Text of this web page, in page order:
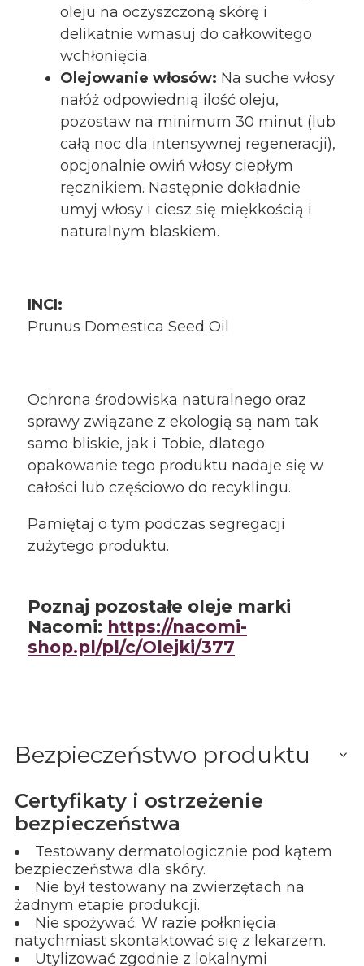
oleju na oczyszczoną skórę i
delikatnie wmasuj do całkowitego
wchłonięcia.
Olejowanie włosów: Na suche włosy
nałóż odpowiednią ilość oleju,
pozostaw na minimum 30 minut (lub
całą noc dla intensywnej regeneracji),
opcjonalnie owiń włosy ciepłym
ręcznikiem. Następnie dokładnie
umyj włosy i ciesz się miękkością i
naturalnym blaskiem.
INCI:
Prunus Domestica Seed Oil
Ochrona środowiska naturalnego oraz
sprawy związane z ekologią są nam tak
samo bliskie, jak i Tobie, dlatego
opakowanie tego produktu nadaje się w
całości lub częściowo do recyklingu.
Pamiętaj o tym podczas segregacji
zużytego produktu.
Poznaj pozostałe oleje marki
Nacomi: https://nacomi-
shop.pl/pl/c/Olejki/377
Bezpieczeństwo produktu
Certyfikaty i ostrzeżenie
bezpieczeństwa
Testowany dermatologicznie pod kątem
bezpieczeństwa dla skóry.
Nie był testowany na zwierzętach na
żadnym etapie produkcji.
Nie spożywać. W razie połknięcia
natychmiast skontaktować się z lekarzem.
Utylizować zgodnie z lokalnymi